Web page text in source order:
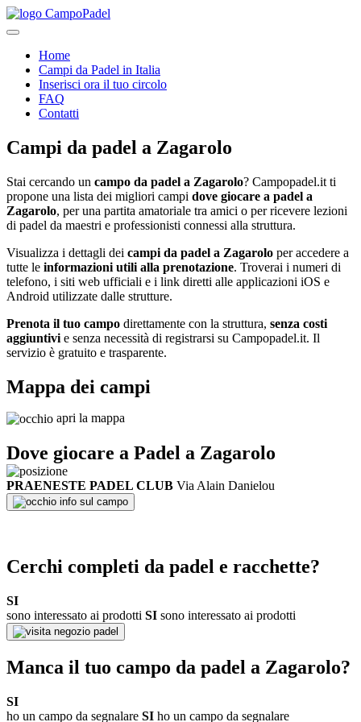
Home
Campi da Padel in Italia
Inserisci ora il tuo circolo
FAQ
Contatti
Campi da padel a Zagarolo
Stai cercando un campo da padel a Zagarolo? Campopadel.it ti
propone una lista dei migliori campi dove giocare a padel a
Zagarolo, per una partita amatoriale tra amici o per ricevere lezioni
di padel da maestri e professionisti connessi alla struttura.
Visualizza i dettagli dei campi da padel a Zagarolo per accedere a
tutte le informazioni utili alla prenotazione. Troverai i numeri di
telefono, i siti web ufficiali e i link diretti alle applicazioni iOS e
Android utilizzate dalle strutture.
Prenota il tuo campo direttamente con la struttura, senza costi
aggiuntivi e senza necessità di registrarsi su Campopadel.it. Il
servizio è gratuito e trasparente.
Mappa dei campi
apri la mappa
Dove giocare a Padel a Zagarolo
PRAENESTE PADEL CLUB Via Alain Danielou
info sul campo
Cerchi completi da padel e racchette?
SI
sono interessato ai prodotti SI sono interessato ai prodotti
negozio padel
Manca il tuo campo da padel a Zagarolo?
SI
ho un campo da segnalare SI ho un campo da segnalare